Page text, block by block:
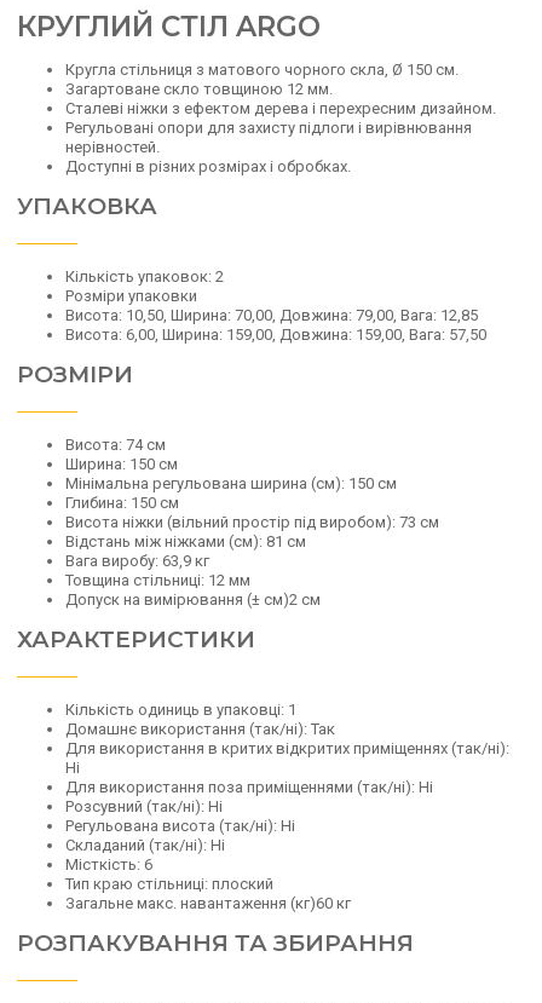
КРУГЛИЙ СТІЛ ARGO
Кругла стільниця з матового чорного скла, Ø 150 см.
Загартоване скло товщиною 12 мм.
Сталеві ніжки з ефектом дерева і перехресним дизайном.
Регульовані опори для захисту підлоги і вирівнювання
нерівностей.
Доступні в різних розмірах і обробках.
УПАКОВКА
Кількість упаковок: 2
Розміри упаковки
Висота: 10,50, Ширина: 70,00, Довжина: 79,00, Вага: 12,85
Висота: 6,00, Ширина: 159,00, Довжина: 159,00, Вага: 57,50
РОЗМІРИ
Висота: 74 см
Ширина: 150 см
Мінімальна регульована ширина (см): 150 см
Глибина: 150 см
Висота ніжки (вільний простір під виробом): 73 см
Відстань між ніжками (см): 81 см
Вага виробу: 63,9 кг
Товщина стільниці: 12 мм
Допуск на вимірювання (± см)2 см
ХАРАКТЕРИСТИКИ
Кількість одиниць в упаковці: 1
Домашнє використання (так/ні): Так
Для використання в критих відкритих приміщеннях (так/ні):
Ні
Для використання поза приміщеннями (так/ні): Ні
Розсувний (так/ні): Ні
Регульована висота (так/ні): Ні
Складаний (так/ні): Ні
Місткість: 6
Тип краю стільниці: плоский
Загальне макс. навантаження (кг)60 кг
РОЗПАКУВАННЯ ТА ЗБИРАННЯ